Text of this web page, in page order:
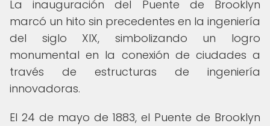
La inauguración del Puente de Brooklyn
marcó un hito sin precedentes en la ingeniería
del siglo XIX, simbolizando un logro
monumental en la conexión de ciudades a
través de estructuras de ingeniería
innovadoras.
El 24 de mayo de 1883, el Puente de Brooklyn